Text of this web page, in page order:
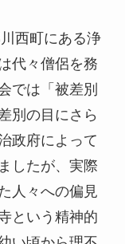
西町にある浄
代々僧侶を務
では「被差別
別の目にさら
政府によって
したが、実際
人々への偏見
という精神的